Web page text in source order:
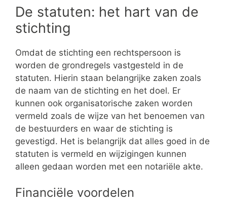
De statuten: het hart van de
stichting
Omdat de stichting een rechtspersoon is
worden de grondregels vastgesteld in de
statuten. Hierin staan belangrijke zaken zoals
de naam van de stichting en het doel. Er
kunnen ook organisatorische zaken worden
vermeld zoals de wijze van het benoemen van
de bestuurders en waar de stichting is
gevestigd. Het is belangrijk dat alles goed in de
statuten is vermeld en wijzigingen kunnen
alleen gedaan worden met een notariële akte.
Financiële voordelen